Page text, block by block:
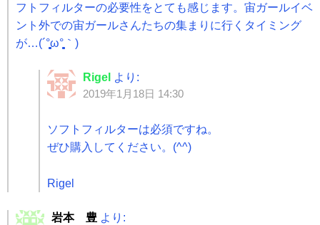
フトフィルターの必要性をとても感じます。宙ガールイベ
ント外での宙ガールさんたちの集まりに行くタイミング
が…(´°̥̥̥̥̥̥̥̥ω°̥̥̥̥̥̥̥̥｀)
Rigel より:
2019年1月18日 14:30
ソフトフィルターは必須ですね。
ぜひ購入してください。(^^)
Rigel
岩本 豊 より: